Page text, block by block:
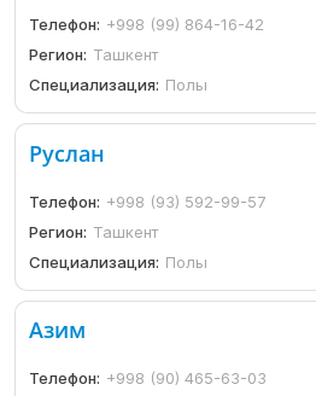
Телефон: +998 (99) 864-16-42
Регион: Ташкент
Специализация: Полы
Руслан
Телефон: +998 (93) 592-99-57
Регион: Ташкент
Специализация: Полы
Азим
Телефон: +998 (90) 465-63-03